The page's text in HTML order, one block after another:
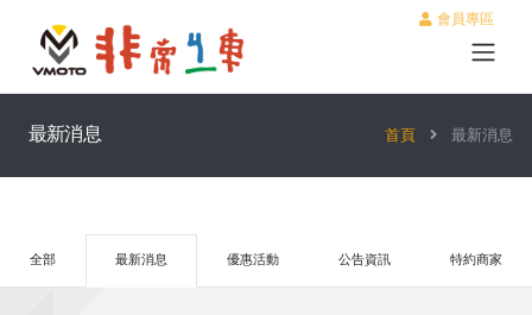
會員專區
最新消息 首頁 最新消息
全部 最新消息 優惠活動 公告資訊 特約商家